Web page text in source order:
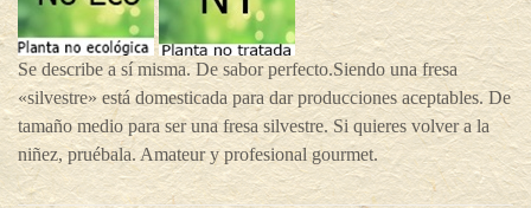
Se describe a sí misma. De sabor perfecto.Siendo una fresa
«silvestre» está domesticada para dar producciones aceptables. De
tamaño medio para ser una fresa silvestre. Si quieres volver a la
niñez, pruébala. Amateur y profesional gourmet.